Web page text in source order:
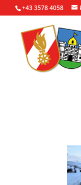
+43 3578 4058